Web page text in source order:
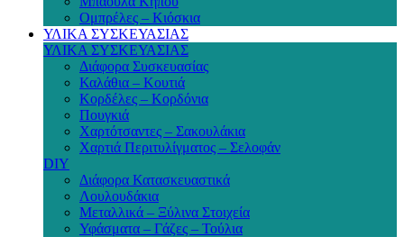
Ομπρέλες – Κιόσκια
ΥΛΙΚΑ ΣΥΣΚΕΥΑΣΙΑΣ
ΥΛΙΚΑ ΣΥΣΚΕΥΑΣΙΑΣ
Διάφορα Συσκευασίας
Καλάθια – Κουτιά
Κορδέλες – Κορδόνια
Πουγκιά
Χαρτότσαντες – Σακουλάκια
Χαρτιά Περιτυλίγματος – Σελοφάν
DIY
Διάφορα Κατασκευαστικά
Λουλουδάκια
Μεταλλικά – Ξύλινα Στοιχεία
Υφάσματα – Γάζες – Τούλια